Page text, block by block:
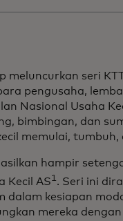
meluncurkan seri
pengusaha,
Nasional Usaha
bimbingan, dan
memulai,
hampir
Kecil AS1. Seri ini
dalam kesiapan
mereka